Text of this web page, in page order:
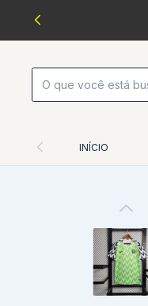
INÍCIO